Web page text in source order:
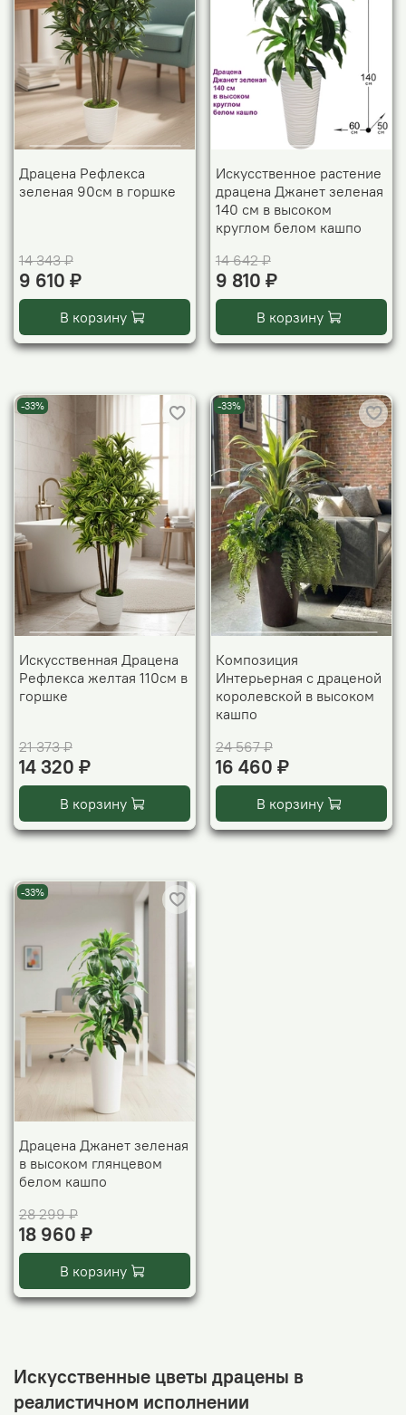
Драцена Рефлекса
зеленая 90см в горшке
14 343 ₽
9 610 ₽
В корзину
Искусственное растение
драцена Джанет зеленая
140 см в высоком
круглом белом кашпо
14 642 ₽
9 810 ₽
В корзину
-33%
Искусственная Драцена
Рефлекса желтая 110см в
горшке
21 373 ₽
14 320 ₽
В корзину
-33%
Композиция
Интерьерная с драценой
королевской в высоком
кашпо
24 567 ₽
16 460 ₽
В корзину
-33%
Драцена Джанет зеленая
в высоком глянцевом
белом кашпо
28 299 ₽
18 960 ₽
В корзину
Искусственные цветы драцены в
реалистичном исполнении